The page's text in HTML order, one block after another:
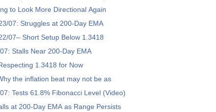
to Look More Directional Again
07: Struggles at 200-Day EMA
07– Short Setup Below 1.3418
Stalls Near 200-Day EMA
1.3418 for Now
the inflation beat may not be as
Tests 61.8% Fibonacci Level (Video)
at 200-Day EMA as Range Persists